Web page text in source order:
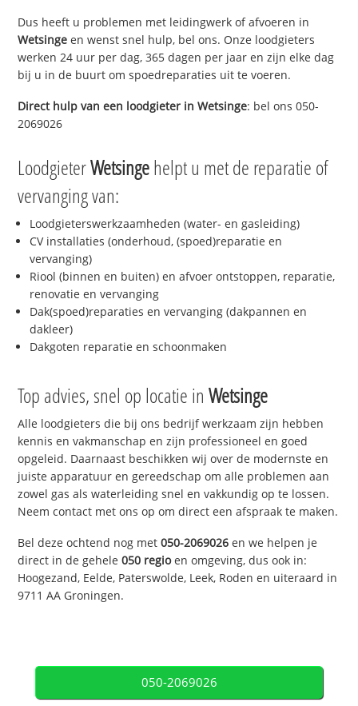
Dus heeft u problemen met leidingwerk of afvoeren in
Wetsinge en wenst snel hulp, bel ons. Onze loodgieters
werken 24 uur per dag, 365 dagen per jaar en zijn elke dag
bij u in de buurt om spoedreparaties uit te voeren.
Direct hulp van een loodgieter inWetsinge: bel ons 050-
2069026
LoodgieterWetsingehelpt u met de reparatie of
vervanging van:
Loodgieterswerkzaamheden (water- en gasleiding)
CV installaties (onderhoud, (spoed)reparatie en
vervanging)
Riool (binnen en buiten) en afvoer ontstoppen, reparatie,
renovatie en vervanging
Dak(spoed)reparaties en vervanging (dakpannen en
dakleer)
Dakgoten reparatie en schoonmaken
Top advies, snel op locatie inWetsinge
Alle loodgieters die bij ons bedrijf werkzaam zijn hebben
kennis en vakmanschap en zijn professioneel en goed
opgeleid. Daarnaast beschikken wij over de modernste en
juiste apparatuur en gereedschap om alle problemen aan
zowel gas als waterleiding snel en vakkundig op te lossen.
Neem contact met ons op om direct een afspraak te maken.
Bel deze ochtend nog met050-2069026 en we helpen je
direct in de gehele050 regioen omgeving, dus ook in:
Hoogezand, Eelde, Paterswolde, Leek, Roden en uiteraard in
9711 AA Groningen.
050-2069026